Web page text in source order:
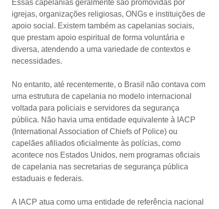
Essas capelanias geralmente são promovidas por
igrejas, organizações religiosas, ONGs e instituições de
apoio social. Existem também as capelanias sociais,
que prestam apoio espiritual de forma voluntária e
diversa, atendendo a uma variedade de contextos e
necessidades.
No entanto, até recentemente, o Brasil não contava com
uma estrutura de capelania no modelo internacional
voltada para policiais e servidores da segurança
pública. Não havia uma entidade equivalente à IACP
(International Association of Chiefs of Police) ou
capelães afiliados oficialmente às polícias, como
acontece nos Estados Unidos, nem programas oficiais
de capelania nas secretarias de segurança pública
estaduais e federais.
A IACP atua como uma entidade de referência nacional